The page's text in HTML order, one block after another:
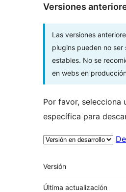
Versiones
Las versiones
plugins pueden no ser
estables. No se
en webs en
Por favor, selecciona
específica para
Meta
Versión
Última actualización